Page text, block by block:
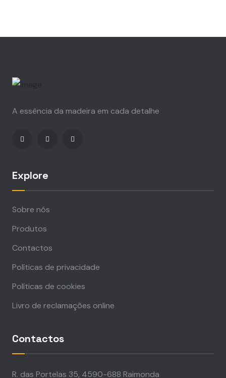
A essência da madeira em cada detalhe
Explore
Sobre nós
Produtos
Contactos
Políticas de privacidade
Políticas de cookies
Livro de reclamações online
Contactos
R. das Portelas 35, 4590-688 Raimonda